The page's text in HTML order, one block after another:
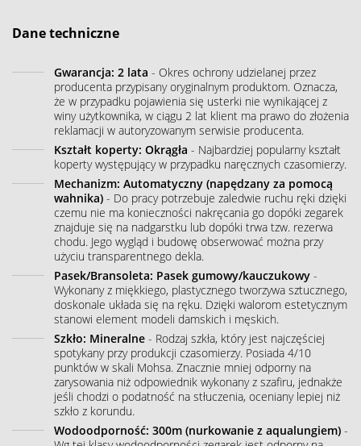
Dane techniczne
Gwarancja: 2 lata - Okres ochrony udzielanej przez
producenta przypisany oryginalnym produktom. Oznacza,
że w przypadku pojawienia się usterki nie wynikającej z
winy użytkownika, w ciągu 2 lat klient ma prawo do złożenia
reklamacji w autoryzowanym serwisie producenta.
Kształt koperty: Okrągła - Najbardziej popularny kształt
koperty występujący w przypadku naręcznych czasomierzy.
Mechanizm: Automatyczny (napędzany za pomocą
wahnika) - Do pracy potrzebuje zaledwie ruchu ręki dzięki
czemu nie ma konieczności nakręcania go dopóki zegarek
znajduje się na nadgarstku lub dopóki trwa tzw. rezerwa
chodu. Jego wygląd i budowę obserwować można przy
użyciu transparentnego dekla.
Pasek/Bransoleta: Pasek gumowy/kauczukowy -
Wykonany z miękkiego, plastycznego tworzywa sztucznego,
doskonale układa się na ręku. Dzięki walorom estetycznym
stanowi element modeli damskich i męskich.
Szkło: Mineralne - Rodzaj szkła, który jest najczęściej
spotykany przy produkcji czasomierzy. Posiada 4/10
punktów w skali Mohsa. Znacznie mniej odporny na
zarysowania niż odpowiednik wykonany z szafiru, jednakże
jeśli chodzi o podatność na stłuczenia, oceniany lepiej niż
szkło z korundu.
Wodoodporność: 300m (nurkowanie z aqualungiem) -